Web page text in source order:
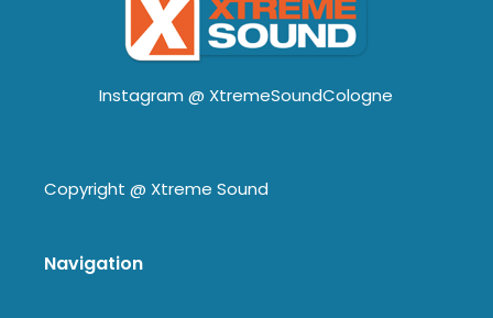
Instagram @ XtremeSoundCologne
Copyright @ Xtreme Sound
Navigation